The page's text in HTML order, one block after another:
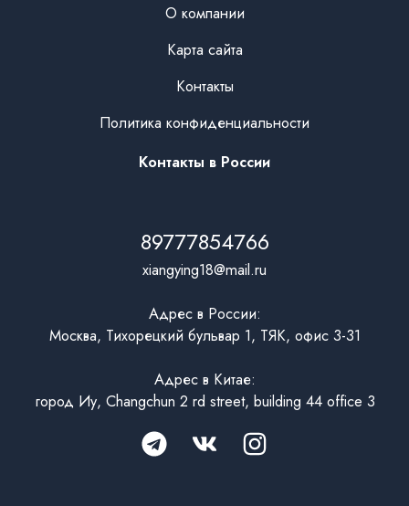
О компании
Карта сайта
Контакты
Политика конфиденциальности
Контакты в России
89777854766
xiangying18@mail.ru
Адрес в России:
Москва, Тихорецкий бульвар 1, ТЯК, офис 3-31
Адрес в Китае:
город Иу, Changchun 2 rd street, building 44 office 3